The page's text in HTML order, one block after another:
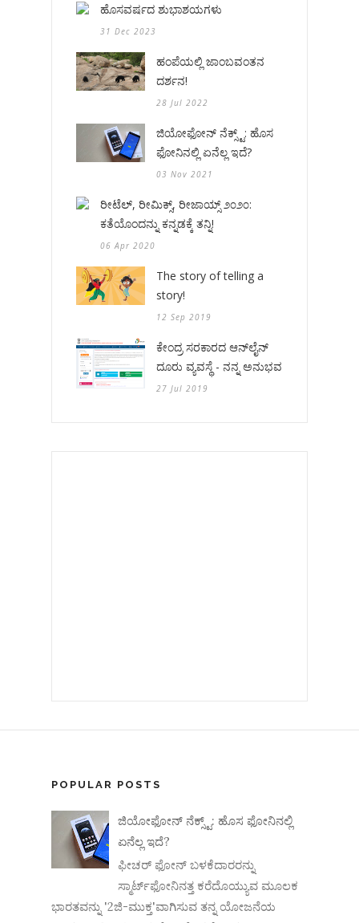
ಹೊಸವರ್ಷದ ಶುಭಾಶಯಗಳು
31 Dec 2023
ಹಂಪೆಯಲ್ಲಿ ಜಾಂಬವಂತನ
ದರ್ಶನ!
28 Jul 2022
ಜಿಯೋಫೋನ್ ನೆಕ್ಸ್ಟ್: ಹೊಸ
ಫೋನಿನಲ್ಲಿ ಏನೆಲ್ಲ ಇದೆ?
03 Nov 2021
ರೀಟೆಲ್, ರೀಮಿಕ್ಸ್, ರೀಜಾಯ್ಸ್ ೨೦೨೦:
ಕತೆಯೊಂದನ್ನು ಕನ್ನಡಕ್ಕೆ ತನ್ನಿ!
06 Apr 2020
The story of telling a
story!
12 Sep 2019
ಕೇಂದ್ರ ಸರಕಾರದ ಆನ್‌ಲೈನ್
ದೂರು ವ್ಯವಸ್ಥೆ - ನನ್ನ ಅನುಭವ
27 Jul 2019
POPULAR POSTS
ಜಿಯೋಫೋನ್ ನೆಕ್ಸ್ಟ್: ಹೊಸ ಫೋನಿನಲ್ಲಿ
ಏನೆಲ್ಲ ಇದೆ?
ಫೀಚರ್ ಫೋನ್ ಬಳಕೆದಾರರನ್ನು
ಸ್ಮಾರ್ಟ್‌ಫೋನಿನತ್ತ ಕರೆದೊಯ್ಯುವ ಮೂಲಕ
ಭಾರತವನ್ನು '2ಜಿ-ಮುಕ್ತ'ವಾಗಿಸುವ ತನ್ನ ಯೋಜನೆಯ